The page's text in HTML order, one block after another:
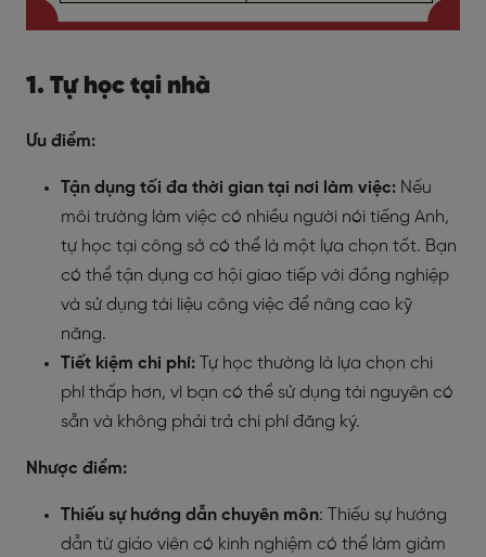
1. Tự học tại nhà
Ưu điểm:
Tận dụng tối đa thời gian tại nơi làm việc: Nếu
môi trường làm việc có nhiều người nói tiếng Anh,
tự học tại công sở có thể là một lựa chọn tốt. Bạn
có thể tận dụng cơ hội giao tiếp với đồng nghiệp
và sử dụng tài liệu công việc để nâng cao kỹ
năng.
Tiết kiệm chi phí:
Tự học thường là lựa chọn chi
phí thấp hơn, vì bạn có thể sử dụng tài nguyên có
sẵn và không phải trả chi phí đăng ký.
Nhược điểm:
Thiếu sự hướng dẫn chuyên môn: Thiếu sự hướng
dẫn từ giáo viên có kinh nghiệm có thể làm giảm